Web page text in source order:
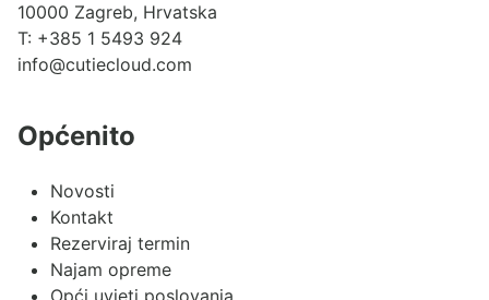
10000 Zagreb, Hrvatska
T: +385 1 5493 924
info@cutiecloud.com
Općenito
Novosti
Kontakt
Rezerviraj termin
Najam opreme